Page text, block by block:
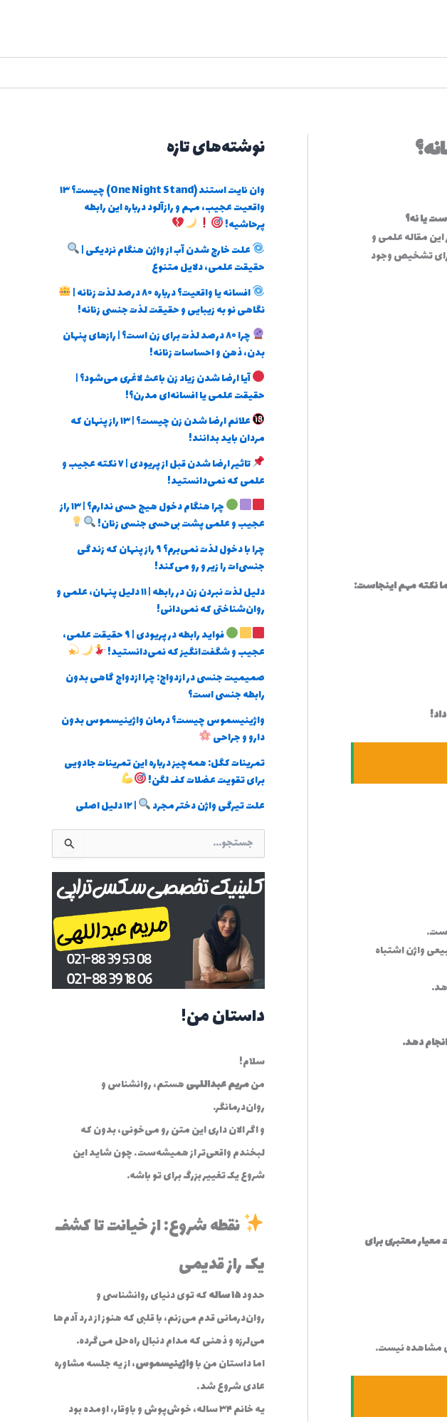
یا نه؟
این مقاله علمی و
تشخیص وجود
نکته مهم اینجاست:
واژن اشتباه
دهد.
معیار معتبری برای
مشاهده نیست.
نوشته‌های تازه
وان نایت استند (One Night Stand) چیست؟ ۱۳
واقعیت عجیب، مهم و رازآلود درباره این رابطه
پرحاشیه!
علت خارج شدن آب از واژن هنگام نزدیکی |
حقیقت علمی، دلایل متنوع
افسانه یا واقعیت؟ درباره ۸۰ درصد لذت زنانه |
نگاهی نو به زیبایی و حقیقت لذت جنسی زنانه!
چرا ۸۰ درصد لذت برای زن است؟ | رازهای پنهان
بدن، ذهن و احساسات زنانه!
آیا ارضا شدن زیاد زن باعث لاغری می‌شود؟ |
حقیقت علمی یا افسانه‌ای مدرن؟!
علائم ارضا شدن زن چیست؟ | ۱۳ راز پنهان که
مردان باید بدانند!
تاثیر ارضا شدن قبل از پریودی | ۷ نکته عجیب و
علمی که نمی‌دانستید!
چرا هنگام دخول هیچ حسی ندارم؟ | ۱۳ راز
عجیب و علمی پشت بی‌حسی جنسی زنان!
چرا با دخول لذت نمی‌برم؟ ۹ راز پنهان که زندگی
جنسی‌ات را زیر و رو می‌کند!
دلیل لذت نبردن زن در رابطه | ۱۱ دلیل پنهان، علمی و
روان‌شناختی که نمی‌دانی!
فواید رابطه در پریودی | ۹ حقیقت علمی،
عجیب و شگفت‌انگیز که نمی‌دانستید!
صمیمیت جنسی در ازدواج: چرا ازدواج گاهی بدون
رابطه جنسی است؟
واژینیسموس چیست؟ درمان واژینیسموس بدون
دارو و جراحی
تمرینات کگل: همه‌چیز درباره این تمرینات جادویی
برای تقویت عضلات کف لگن!
علت تیرگی واژن دختر مجرد
| ۱۲ دلیل اصلی
ج
ج
و
داستان من!
سلام!
منمریم عبداللهیهستم، روانشناس و
روان‌درمانگر.
و اگر الان داری این متن رو می‌خونی، بدون که
لبخندم واقعی‌تر از همیشه‌ست… چون شاید این
شروع یک تغییر بزرگ برای تو باشه.
نقطه شروع: از خیانت تا کشف
یک راز قدیمی
حدود۱۵ ساله
که توی دنیای روانشناسی و
روان‌درمانی قدم می‌زنم، با قلبی که هنوز از درد آدم‌ها
می‌لرزه و ذهنی که مدام دنبال راه‌حل می‌گرده.
اما داستان من باواژینیسموس، از یه جلسه مشاوره
عادی شروع شد…
یه خانم ۳۴ ساله، خوش‌پوش و باوقار، اومده بود